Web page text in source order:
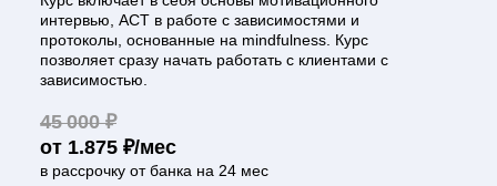
интервью, ACT в работе с зависимостями и
протоколы, основанные на mindfulness. Курс
позволяет сразу начать работать с клиентами с
зависимостью.
45 000 ₽
от 1.875 ₽/мес
в рассрочку от банка на 24 мес